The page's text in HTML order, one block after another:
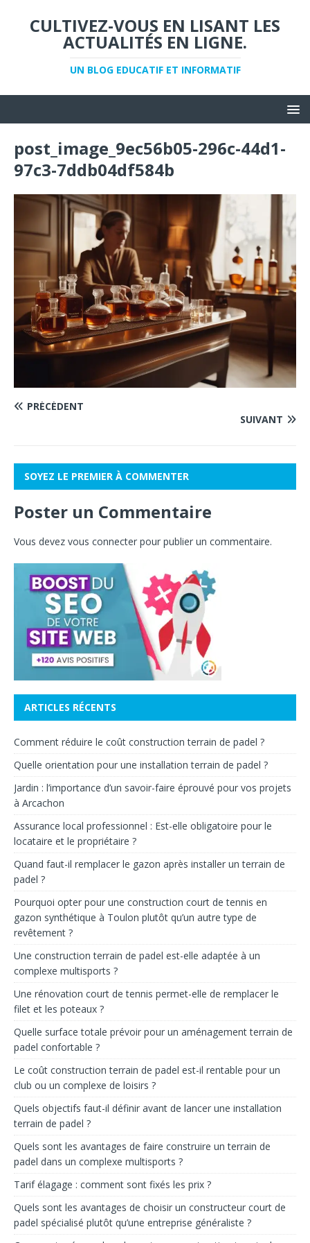
CULTIVEZ-VOUS EN LISANT LES
ACTUALITÉS EN LIGNE.
UN BLOG EDUCATIF ET INFORMATIF
post_image_9ec56b05-296c-44d1-
97c3-7ddb04df584b
PRÉCÉDENT
SUIVANT
SOYEZ LE PREMIER À COMMENTER
Poster un Commentaire
Vous devez vous connecter pour publier un commentaire.
ARTICLES RÉCENTS
Comment réduire le coût construction terrain de padel ?
Quelle orientation pour une installation terrain de padel ?
Jardin : l’importance d’un savoir-faire éprouvé pour vos projets
à Arcachon
Assurance local professionnel : Est-elle obligatoire pour le
locataire et le propriétaire ?
Quand faut-il remplacer le gazon après installer un terrain de
padel ?
Pourquoi opter pour une construction court de tennis en
gazon synthétique à Toulon plutôt qu’un autre type de
revêtement ?
Une construction terrain de padel est-elle adaptée à un
complexe multisports ?
Une rénovation court de tennis permet-elle de remplacer le
filet et les poteaux ?
Quelle surface totale prévoir pour un aménagement terrain de
padel confortable ?
Le coût construction terrain de padel est-il rentable pour un
club ou un complexe de loisirs ?
Quels objectifs faut-il définir avant de lancer une installation
terrain de padel ?
Quels sont les avantages de faire construire un terrain de
padel dans un complexe multisports ?
Tarif élagage : comment sont fixés les prix ?
Quels sont les avantages de choisir un constructeur court de
padel spécialisé plutôt qu’une entreprise généraliste ?